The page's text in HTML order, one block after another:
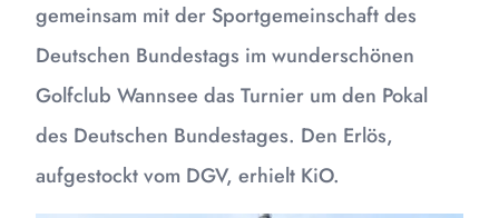
gemeinsam mit der Sportgemeinschaft des
Deutschen Bundestags im wunderschönen
Golfclub Wannsee das Turnier um den Pokal
des Deutschen Bundestages. Den Erlös,
aufgestockt vom DGV, erhielt KiO.